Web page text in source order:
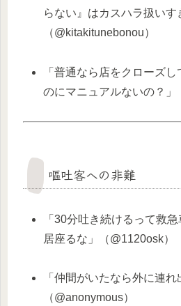
らない』はカスハラ扱いす
（@kitakitunebonou）
「普通なら店をクローズ
のにマニュアルないの？」
嘔吐客への非難
「30分吐き続けるって救
居座るな」（@1120osk）
「仲間がいたなら外に連れ
（@anonymous）